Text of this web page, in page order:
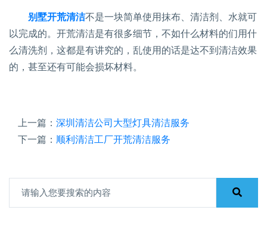
别墅开荒清洁不是一块简单使用抹布、清洁剂、水就可
以完成的。开荒清洁是有很多细节，不如什么材料的们用什
么清洗剂，这都是有讲究的，乱使用的话是达不到清洁效果
的，甚至还有可能会损坏材料。
上一篇： 深圳清洁公司大型灯具清洁服务
下一篇： 顺利清洁工厂开荒清洁服务